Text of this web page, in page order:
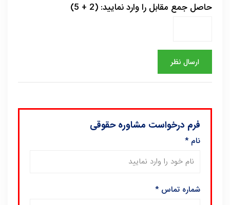
حاصل جمع مقابل را وارد نمایید: (2 + 5)
فرم درخواست مشاوره حقوقی
نام*
شماره تماس*